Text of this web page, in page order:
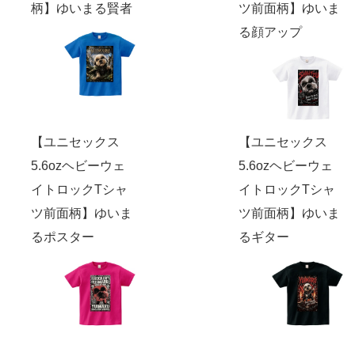
柄】ゆいまる賢者
ツ前面柄】ゆいま
る顔アップ
【ユニセックス
5.6ozヘビーウェ
イトロックTシャ
ツ前面柄】ゆいま
るポスター
【ユニセックス
5.6ozヘビーウェ
イトロックTシャ
ツ前面柄】ゆいま
るギター